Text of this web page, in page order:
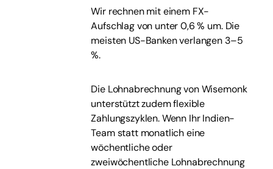
Wir rechnen mit einem FX-
Aufschlag von unter 0,6 % um. Die
meisten US-Banken verlangen 3–5
%.
Die Lohnabrechnung von Wisemonk
unterstützt zudem flexible
Zahlungszyklen. Wenn Ihr Indien-
Team statt monatlich eine
wöchentliche oder
zweiwöchentliche Lohnabrechnung